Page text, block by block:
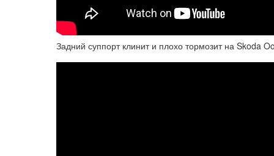
Задний суппорт клинит и плохо тормозит на Skoda